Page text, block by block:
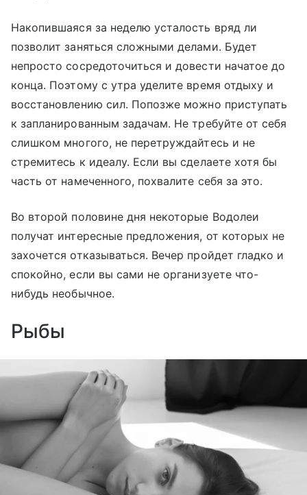
Накопившаяся за неделю усталость вряд ли
позволит заняться сложными делами. Будет
непросто сосредоточиться и довести начатое до
конца. Поэтому с утра уделите время отдыху и
восстановлению сил. Попозже можно приступать
к запланированным задачам. Не требуйте от себя
слишком многого, не перетруждайтесь и не
стремитесь к идеалу. Если вы сделаете хотя бы
часть от намеченного, похвалите себя за это.
Во второй половине дня некоторые Водолеи
получат интересные предложения, от которых не
захочется отказываться. Вечер пройдет гладко и
спокойно, если вы сами не организуете что-
нибудь необычное.
Рыбы